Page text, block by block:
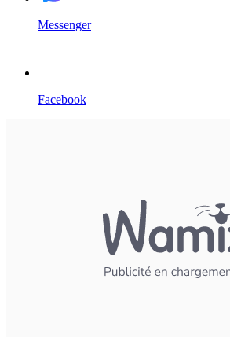
Messenger
Facebook